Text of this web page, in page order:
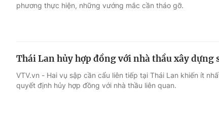
phương thực hiện, những vướng mắc cần tháo gỡ.
Thái Lan hủy hợp đồng với nhà thầu xây dựng
VTV.vn - Hai vụ sập cần cẩu liên tiếp tại Thái Lan khiến ít
quyết định hủy hợp đồng với nhà thầu liên quan.